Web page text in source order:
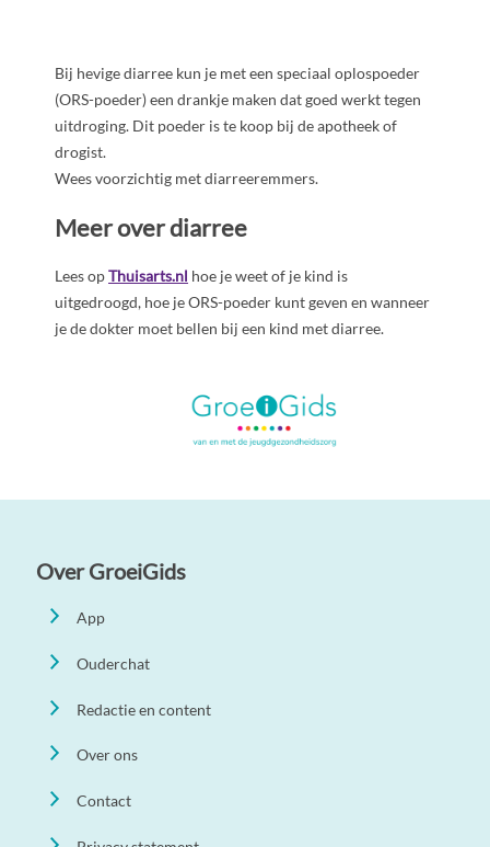
Bij hevige diarree kun je met een speciaal oplospoeder
(ORS-poeder) een drankje maken dat goed werkt tegen
uitdroging. Dit poeder is te koop bij de apotheek of
drogist.
Wees voorzichtig met diarreeremmers.
Meer over diarree
Lees opThuisarts.nl hoe je weet of je kind is
uitgedroogd, hoe je ORS-poeder kunt geven en wanneer
je de dokter moet bellen bij een kind met diarree.
Over GroeiGids
App
Ouderchat
Redactie en content
Over ons
Contact